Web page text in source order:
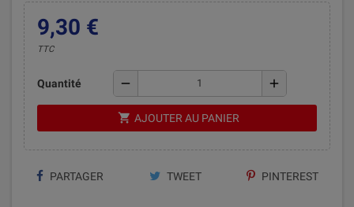
9,30 €
TTC
Quantité remove add
shopping_cart AJOUTER AU PANIER
PARTAGER TWEET PINTEREST